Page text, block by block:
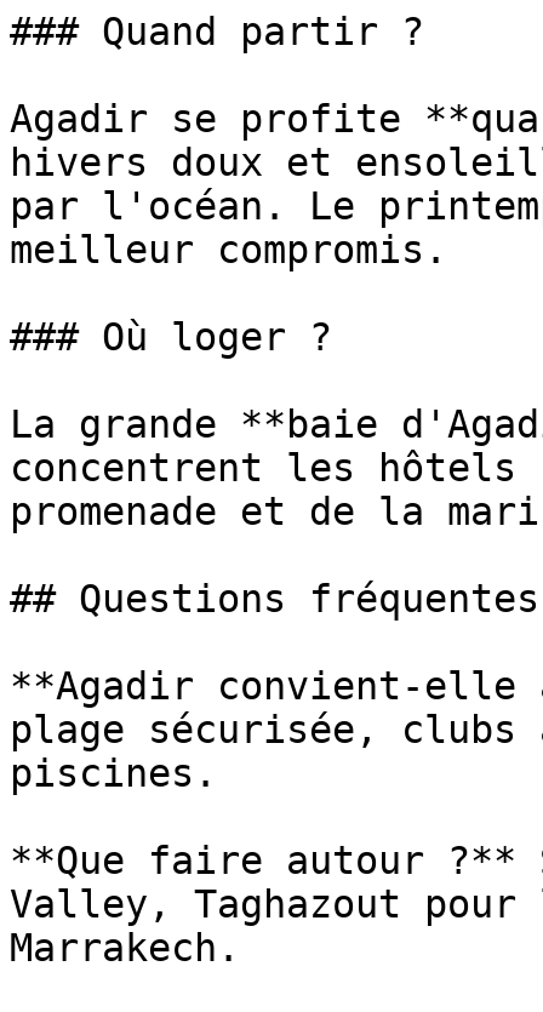
### Quand partir ?
Agadir se profite
hivers doux et
par l'océan. Le
meilleur compromis.
### Où loger ?
La grande **baie
concentrent les hôtels
promenade et de la
## Questions fréquentes
**Agadir convient-
plage sécurisée, clubs
piscines.
**Que faire autour ?**
Valley, Taghazout
Marrakech.